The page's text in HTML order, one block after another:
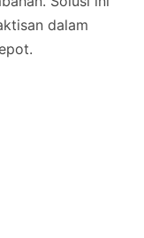
dalam